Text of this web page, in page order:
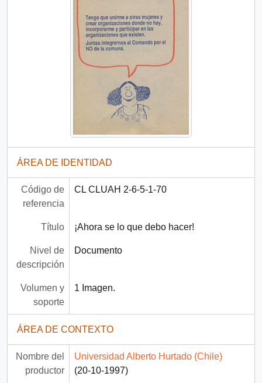
ÁREA DE IDENTIDAD
Código de
referencia
CL CLUAH 2-6-5-1-70
Título ¡Ahora se lo que debo hacer!
Nivel de
descripción
Documento
Volumen y
soporte
1 Imagen.
ÁREA DE CONTEXTO
Nombre del
productor
Universidad Alberto Hurtado (Chile)
(20-10-1997)